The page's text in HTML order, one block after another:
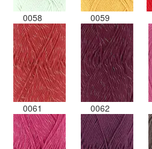
0058 0059
0061 0062